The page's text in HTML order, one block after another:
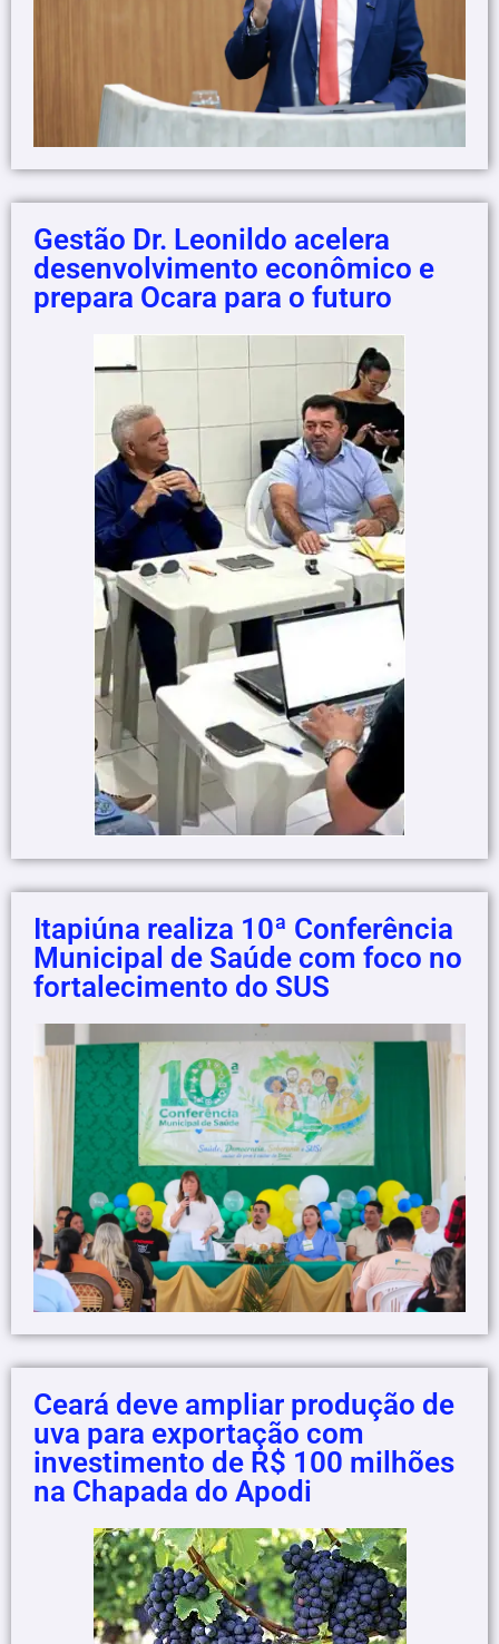
Gestão Dr. Leonildo acelera
desenvolvimento econômico e
prepara Ocara para o futuro
Itapiúna realiza 10ª Conferência
Municipal de Saúde com foco no
fortalecimento do SUS
Ceará deve ampliar produção de
uva para exportação com
investimento de R$ 100 milhões
na Chapada do Apodi